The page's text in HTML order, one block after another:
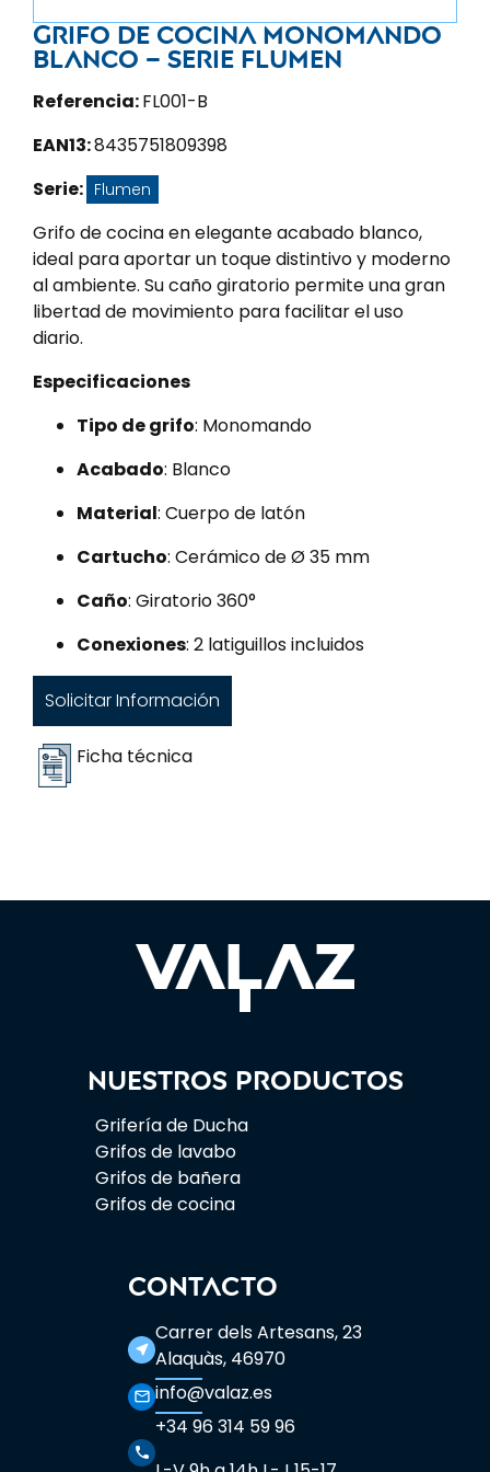
Grifo de cocina monomando
blanco – Serie Flumen
Referencia:FL001-B
EAN13:8435751809398
Serie: Flumen
Grifo de cocina en elegante acabado blanco,
ideal para aportar un toque distintivo y moderno
al ambiente. Su caño giratorio permite una gran
libertad de movimiento para facilitar el uso
diario.
Especificaciones
Tipo de grifo: Monomando
Acabado: Blanco
Material: Cuerpo de latón
Cartucho: Cerámico de Ø 35 mm
Caño: Giratorio 360°
Conexiones: 2 latiguillos incluidos
Solicitar Información
Ficha técnica
Nuestros productos
Grifería de Ducha
Grifos de lavabo
Grifos de bañera
Grifos de cocina
CONTACTO
near_me
Carrer dels Artesans, 23
Alaquàs, 46970
mail_outline info@valaz.es
phone
+34 96 314 59 96